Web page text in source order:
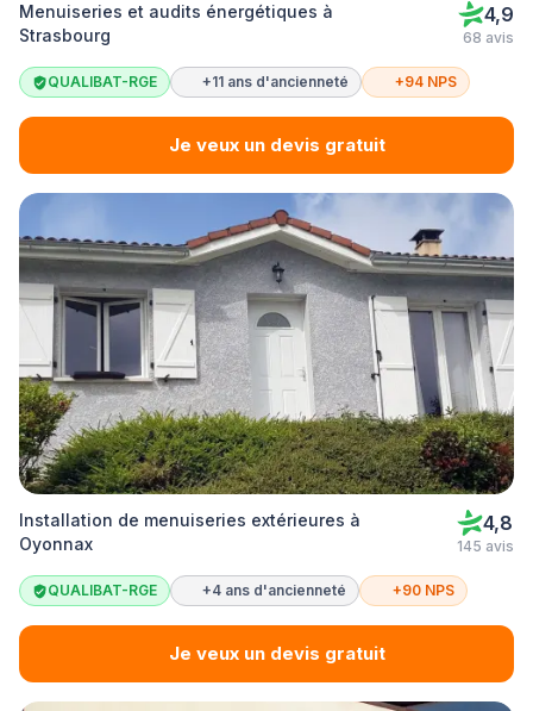
Menuiseries et audits énergétiques à
Strasbourg
4,9
68 avis
QUALIBAT-RGE +11 ans d'ancienneté +94 NPS
Je veux un devis gratuit
Installation de menuiseries extérieures à
Oyonnax
4,8
145 avis
QUALIBAT-RGE +4 ans d'ancienneté +90 NPS
Je veux un devis gratuit